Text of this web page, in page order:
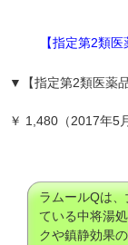
【指定第2類
▼ 【指定第2類医薬
￥ 1,480（2017年5
ラムールQは
ている中将湯
クや鎮静効果